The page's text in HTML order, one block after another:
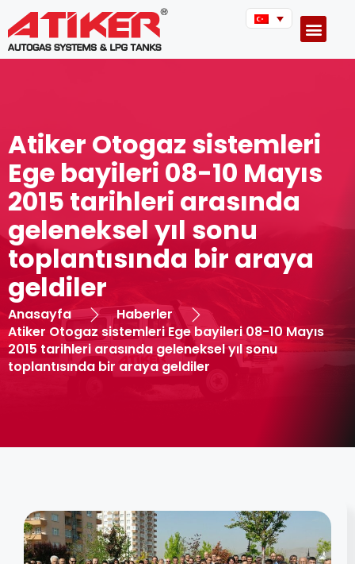
Atiker Otogaz sistemleri
Ege bayileri 08-10 Mayıs
2015 tarihleri arasında
geleneksel yıl sonu
toplantısında bir araya
geldiler
Anasayfa
Haberler
Atiker Otogaz sistemleri Ege bayileri 08-10 Mayıs
2015 tarihleri arasında geleneksel yıl sonu
toplantısında bir araya geldiler